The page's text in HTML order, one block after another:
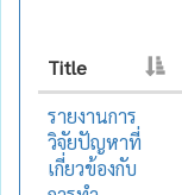
Title
รายงานการ
วิจัยปัญหาที่
เกี่ยวข้องกับ